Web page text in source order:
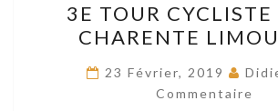
TOUR
CYCLISTE
DE
LA
3E TOUR
CHARENTE
23 Février, 2019
Commentaire